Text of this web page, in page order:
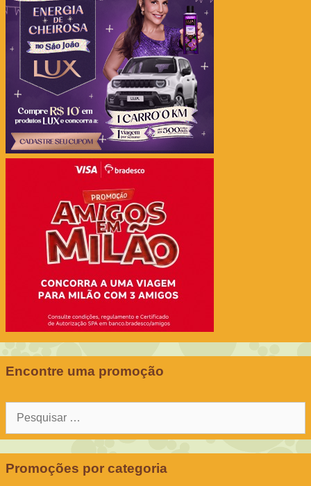
Encontre uma promoção
Pesquisar
Promoções por categoria